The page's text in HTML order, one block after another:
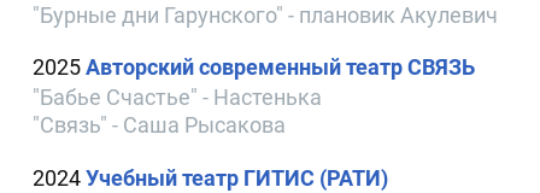
"Бурные дни Гарунского" - плановик Акулевич
2025Авторский современный театр СВЯЗЬ
"Бабье Счастье" - Настенька
"Связь" - Саша Рысакова
2024Учебный театр ГИТИС (РАТИ)